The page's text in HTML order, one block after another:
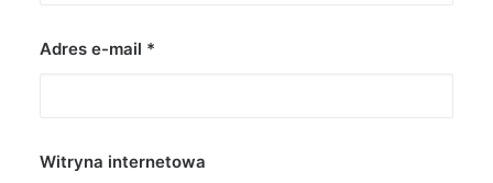
Adres e-mail *
Witryna internetowa